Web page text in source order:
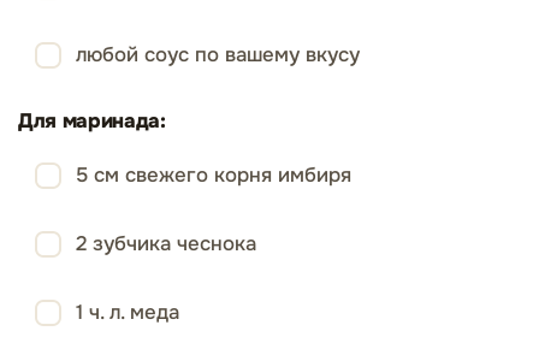
любой соус по вашему вкусу
Для маринада:
5 см свежего корня имбиря
2 зубчика чеснока
1 ч. л. меда